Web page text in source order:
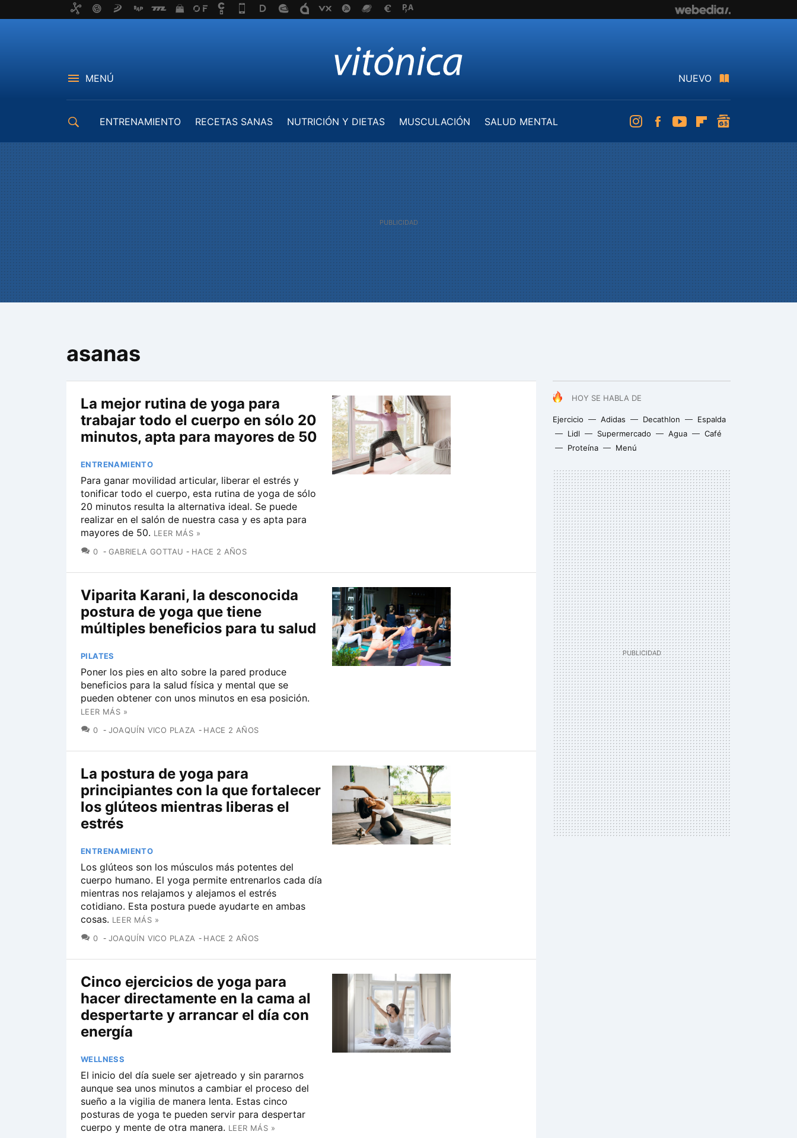
MENÚ NUEVO
ENTRENAMIENTO RECETAS SANAS NUTRICIÓN Y DIETAS MUSCULACIÓN
SALUD MENTAL
InstagramFacebookYoutubeFlipboard
asanas
HOY SE HABLA DE
Ejercicio Adidas Decathlon
Espalda
Lidl
Supermercado Agua
Café
Proteína
Menú
La mejor rutina de yoga para
trabajar todo el cuerpo en sólo 20
minutos, apta para mayores de 50
ENTRENAMIENTO
Para ganar movilidad articular, liberar el estrés y
tonificar todo el cuerpo, esta rutina de yoga de sólo
20 minutos resulta la alternativa ideal. Se puede
realizar en el salón de nuestra casa y es apta para
mayores de 50. LEER MÁS »
0 COMENTARIOS
GABRIELA GOTTAU HACE 2 AÑOS
Viparita Karani, la desconocida
postura de yoga que tiene
múltiples beneficios para tu salud
PILATES
Poner los pies en alto sobre la pared produce
beneficios para la salud física y mental que se
pueden obtener con unos minutos en esa posición.
LEER MÁS »
0 COMENTARIOS
JOAQUÍN VICO PLAZA HACE 2 AÑOS
La postura de yoga para
principiantes con la que fortalecer
los glúteos mientras liberas el
estrés
ENTRENAMIENTO
Los glúteos son los músculos más potentes del
cuerpo humano. El yoga permite entrenarlos cada día
mientras nos relajamos y alejamos el estrés
cotidiano. Esta postura puede ayudarte en ambas
cosas. LEER MÁS »
0 COMENTARIOS
JOAQUÍN VICO PLAZA HACE 2 AÑOS
Cinco ejercicios de yoga para
hacer directamente en la cama al
despertarte y arrancar el día con
energía
WELLNESS
El inicio del día suele ser ajetreado y sin pararnos
aunque sea unos minutos a cambiar el proceso del
sueño a la vigilia de manera lenta. Estas cinco
posturas de yoga te pueden servir para despertar
cuerpo y mente de otra manera. LEER MÁS »